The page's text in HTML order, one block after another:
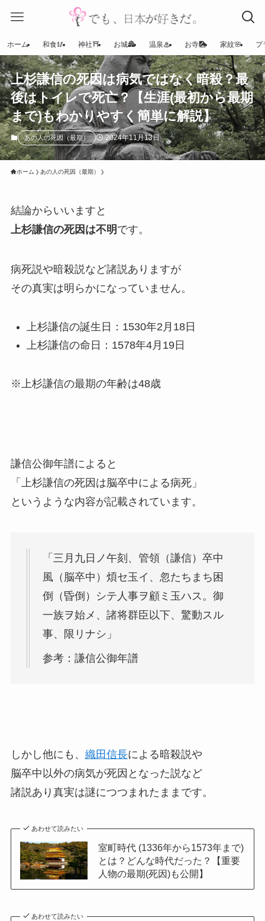
ホーム 和食🥢 神社⛩ お城🏯 温泉♨ お寺🎑 家紋🌸 プ
上杉謙信の死因は病気ではなく暗殺？最
後はトイレで死亡？【生涯(最初から最期
まで)もわかりやすく簡単に解説】
あの人の死因（最期） 2024年11月13日
ホーム あの人の死因（最期）
結論からいいますと
上杉謙信の死因は不明 です。
病死説や暗殺説など諸説ありますが
その真実は明らかになっていません。
上杉謙信の誕生日：1530年2月18日
上杉謙信の命日：1578年4月19日
※上杉謙信の最期の年齢は48歳
謙信公御年譜によると
「上杉謙信の死因は脳卒中による病死」
というような内容が記載されています。
「三月九日ノ午刻、管領（謙信）卒中
風（脳卒中）煩セ玉イ、忽たちまち困
倒（昏倒）シテ人事ヲ顧ミ玉ハス。御
一族ヲ始メ、諸将群臣以下、驚動スル
事、限リナシ」
参考：謙信公御年譜
しかし他にも、 織田信長による暗殺説や
脳卒中以外の病気が死因となった説など
諸説あり真実は謎につつまれたままです。
あわせて読みたい
室町時代 (1336年から1573年まで)
とは？どんな時代だった？【重要
人物の最期(死因)も公開】
あわせて読みたい